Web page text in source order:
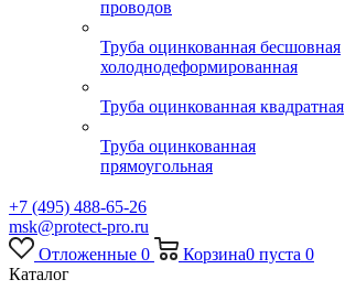
проводов
Труба оцинкованная бесшовная
холоднодеформированная
Труба оцинкованная квадратная
Труба оцинкованная
прямоугольная
+7 (495) 488-65-26
msk@protect-pro.ru
Отложенные 0 Корзина0 пуста 0
Каталог